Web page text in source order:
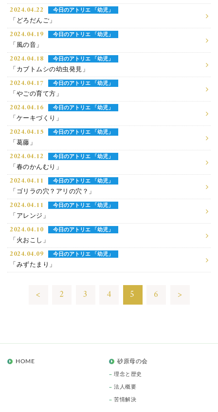
2024.04.22 今日のアトリエ 「幼児」
「どろだんご」
2024.04.19 今日のアトリエ 「幼児」
「風の音」
2024.04.18 今日のアトリエ 「幼児」
「カブトムシの幼虫発見」
2024.04.17 今日のアトリエ 「幼児」
「やごの育て方」
2024.04.16 今日のアトリエ 「幼児」
「ケーキづくり」
2024.04.15 今日のアトリエ 「幼児」
「葛藤」
2024.04.12 今日のアトリエ 「幼児」
「春のかんむり」
2024.04.11 今日のアトリエ 「幼児」
「ゴリラの穴？アリの穴？」
2024.04.11 今日のアトリエ 「幼児」
「アレンジ」
2024.04.10 今日のアトリエ 「幼児」
「火おこし」
2024.04.09 今日のアトリエ 「幼児」
「みずたまり」
< 2 3 4 5 6 >
HOME 砂原母の会
理念と歴史
法人概要
苦情解決